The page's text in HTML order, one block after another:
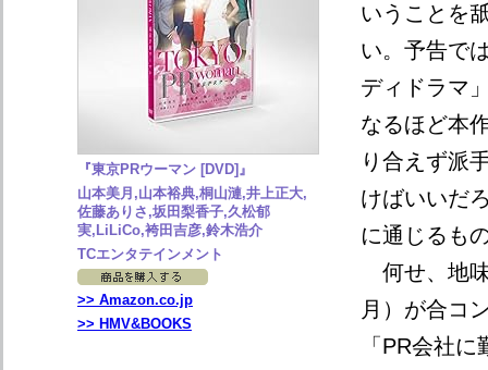
『東京PRウーマン [DVD]』
山本美月,山本裕典,桐山漣,井上正大,
佐藤ありさ,坂田梨香子,久松郁
実,LiLiCo,袴田吉彦,鈴木浩介
TCエンタテインメント
>> Amazon.co.jp
>> HMV&BOOKS
いうことを
い。予告で
ディドラマ
なるほど本
り合えず派
けばいいだ
に通じるも
何せ、地
月）が合コ
「PR会社